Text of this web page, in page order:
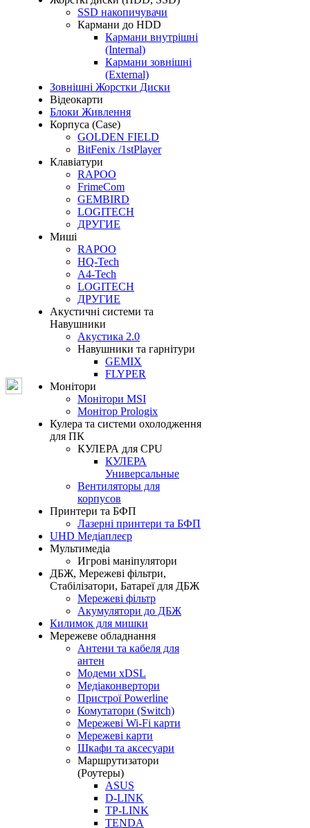
SSD накопичувачи
Кармани до HDD
Кармани внутрішні
(Internal)
Кармани зовнішні
(External)
Зовнішні Жорстки Диски
Відеокарти
Блоки Живлення
Корпуса (Case)
GOLDEN FIELD
BitFenix /1stPlayer
Клавіатури
RAPOO
FrimeCom
GEMBIRD
LOGITECH
ДРУГИЕ
Миші
RAPOO
HQ-Tech
A4-Tech
LOGITECH
ДРУГИЕ
Акустичні системи та
Навушники
Акустика 2.0
Навушники та гарнітури
GEMIX
FLYPER
Монітори
Монітори MSI
Монітор Prologix
Кулера та системи охолодження
для ПК
КУЛЕРА для CPU
КУЛЕРА
Универсальные
Вентиляторы для
корпусов
Принтери та БФП
Лазерні принтери та БФП
UHD Медіаплеєр
Мультимедіа
Игрові маніпулятори
ДБЖ, Мережеві фільтри,
Стабілізатори, Батареї для ДБЖ
Мережеві фільтр
Акумулятори до ДБЖ
Килимок для мишки
Мережеве обладнання
Антени та кабеля для
антен
Модеми хDSL
Медіаконвертори
Пристрої Powerline
Комутатори (Switch)
Мережеві Wi-Fi карти
Мережеві карти
Шкафи та аксесуари
Маршрутизатори
(Роутеры)
ASUS
D-LINK
TP-LINK
TENDA